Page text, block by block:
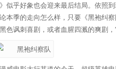
似乎好象也会迎来最后结局。依照
本季的走向怎么样，只要《黑袍纠
色讽刺喜剧，或者血腥四溅的爽剧，